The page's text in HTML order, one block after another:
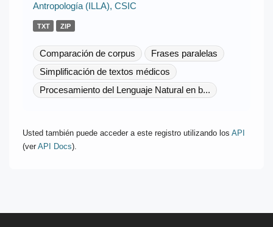
Antropología (ILLA), CSIC
TXT ZIP
Comparación de corpus
Frases paralelas
Simplificación de textos médicos
Procesamiento del Lenguaje Natural en b...
Usted también puede acceder a este registro utilizando los API
(ver API Docs).